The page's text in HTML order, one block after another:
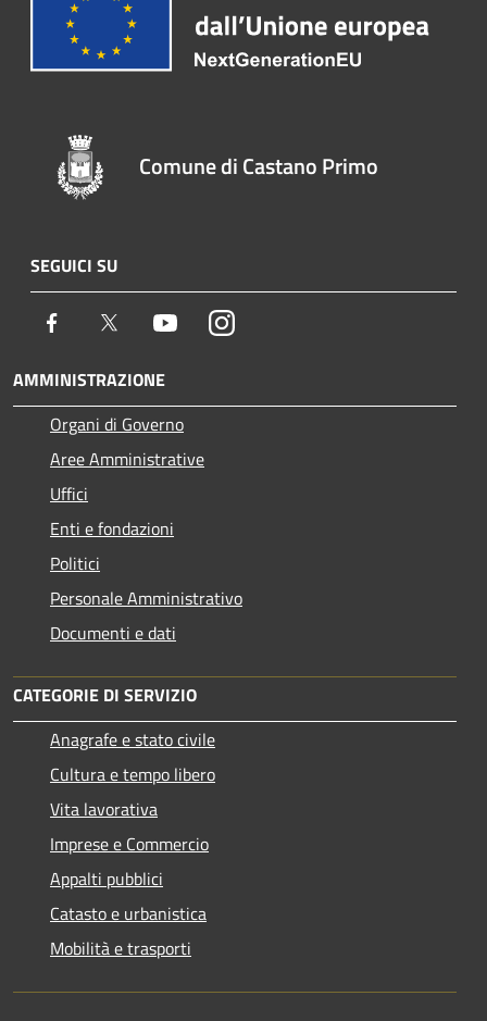
Comune di Castano Primo
SEGUICI SU
Facebook Twitter YoutubeInstagram
AMMINISTRAZIONE
Organi di Governo
Aree Amministrative
Uffici
Enti e fondazioni
Politici
Personale Amministrativo
Documenti e dati
CATEGORIE DI SERVIZIO
Anagrafe e stato civile
Cultura e tempo libero
Vita lavorativa
Imprese e Commercio
Appalti pubblici
Catasto e urbanistica
Mobilità e trasporti